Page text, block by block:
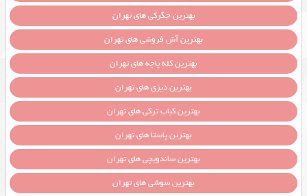
بهترین جگرکی های تهران
بهترین آش فروشی های تهران
بهترین کله پاچه های تهران
بهترین دیزی های تهران
بهترین کباب ترکی های تهران
بهترین پاستا های تهران
بهترین ساندویچی های تهران
بهترین سوشی های تهران